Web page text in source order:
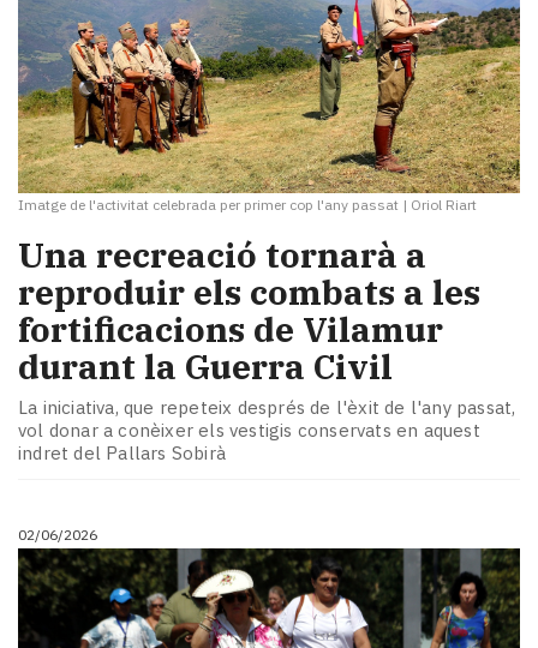
Imatge de l'activitat celebrada per primer cop l'any passat | Oriol Riart
Una recreació tornarà a
reproduir els combats a les
fortificacions de Vilamur
durant la Guerra Civil
La iniciativa, que repeteix després de l'èxit de l'any passat,
vol donar a conèixer els vestigis conservats en aquest
indret del Pallars Sobirà
02/06/2026